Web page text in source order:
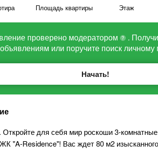
Площадь квартиры Этаж
проверено модератором ? .
или поручите поиск
Начать!
Откройте для себя мир роскоши 3-
"A-Residence"! Вас ждет 80 м2